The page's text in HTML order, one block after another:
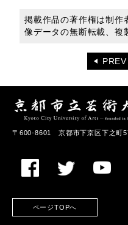
掲載作品の著作権は制作
像データの無断転載、複
PREV
〒600-8601 京都市下京区下之町
ページTOPへ